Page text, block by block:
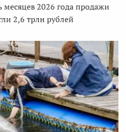
2026 года продажи
2,6 трлн рублей